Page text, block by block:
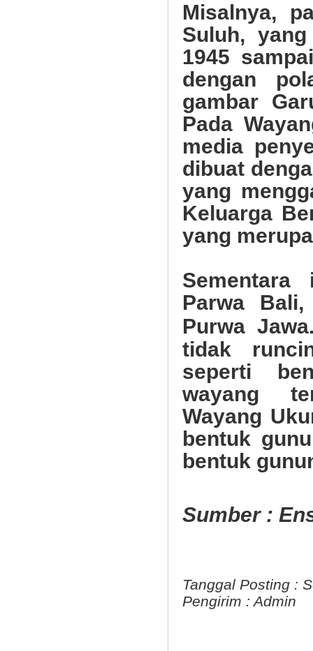
Misalnya,
Suluh,
1945
dengan
gambar
Pada
media
dibuat
yang
Keluarga
yang
Parwa
Purwa
tidak
seperti
wayang
Wayang
bentuk
bentuk
Sumber :
Tanggal Posting :
Pengirim :Admin